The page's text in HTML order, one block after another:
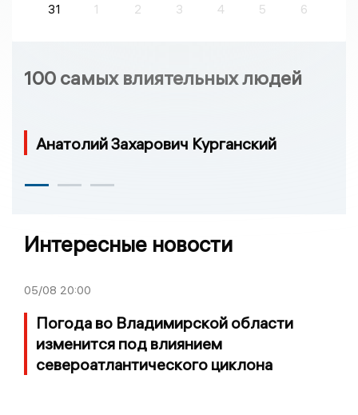
31 1 2 3 4 5 6
100 самых влиятельных людей
Анатолий Захарович Курганский
Интересные новости
05/08 20:00
Погода во Владимирской области
изменится под влиянием
североатлантического циклона